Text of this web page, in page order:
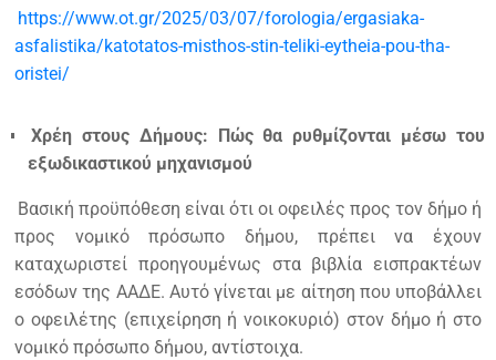
https://www.ot.gr/2025/03/07/forologia/ergasiaka-
asfalistika/katotatos-misthos-stin-teliki-eytheia-pou-tha-
oristei/
Χρέη στους Δήμους: Πώς θα ρυθμίζονται μέσω του
εξωδικαστικού μηχανισμού
Βασική προϋπόθεση είναι ότι οι οφειλές προς τον δήμο ή
προς νομικό πρόσωπο δήμου, πρέπει να έχουν
καταχωριστεί προηγουμένως στα βιβλία εισπρακτέων
εσόδων της ΑΑΔΕ. Αυτό γίνεται με αίτηση που υποβάλλει
ο οφειλέτης (επιχείρηση ή νοικοκυριό) στον δήμο ή στο
νομικό πρόσωπο δήμου, αντίστοιχα.